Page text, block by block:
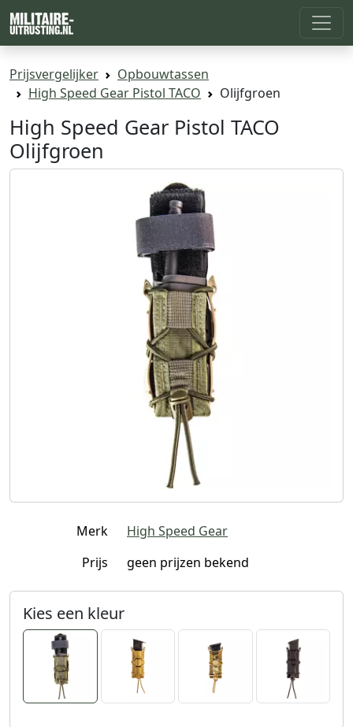
Prijsvergelijker
Opbouwtassen
High Speed Gear Pistol TACO
Olijfgroen
High Speed Gear Pistol TACO
Olijfgroen
Merk
High Speed Gear
Prijs
geen prijzen bekend
Kies een kleur